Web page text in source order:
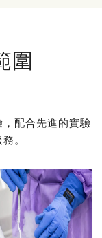
圍
配合先進的實驗
。